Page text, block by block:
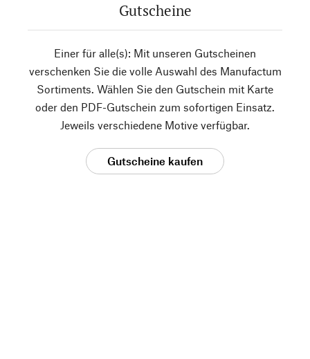
Gutscheine
Einer für alle(s): Mit unseren Gutscheinen
verschenken Sie die volle Auswahl des Manufactum
Sortiments. Wählen Sie den Gutschein mit Karte
oder den PDF-Gutschein zum sofortigen Einsatz.
Jeweils verschiedene Motive verfügbar.
Gutscheine kaufen